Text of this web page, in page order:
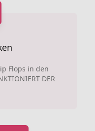
Flops in den
DER